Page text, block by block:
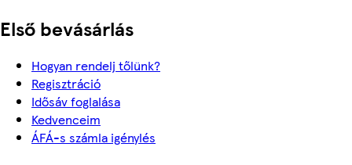
Első bevásárlás
Hogyan rendelj tőlünk?
Regisztráció
Idősáv foglalása
Kedvenceim
ÁFÁ-s számla igénylés